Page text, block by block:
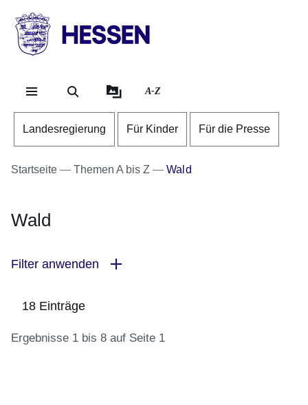
HESSEN
Landesregierung
A-Z
Landesregierung Für Kinder Für die Presse
Startseite Themen A bis Z Wald
Wald
Filter anwenden
18 Einträge
Ergebnisse 1 bis 8 auf Seite 1